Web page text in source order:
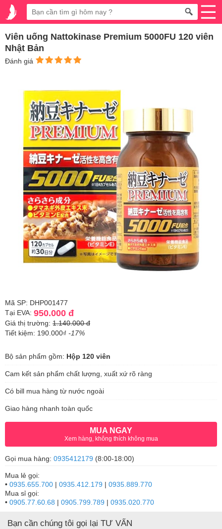
Viên uống Nattokinase Premium 5000FU 120 viên
Nhật Bản
Đánh giá
Mã SP: DHP001477
Tại EVA: 950.000 đ
Giá thị trường: 1.140.000 đ
Tiết kiệm: 190.000₫ -17%
Bộ sản phẩm gồm: Hộp 120 viên
Cam kết sản phẩm chất lượng, xuất xứ rõ ràng
Có bill mua hàng từ nước ngoài
Giao hàng nhanh toàn quốc
MUA NGAY
Xem hàng, không thích không mua
Gọi mua hàng: 0935412179 (8:00-18:00)
Mua lẻ gọi:
• 0935.655.700 | 0935.412.179 | 0935.889.770
Mua sỉ gọi:
• 0905.77.60.68 | 0905.799.789 | 0935.020.770
Bạn cần chúng tôi gọi lại TƯ VẤN